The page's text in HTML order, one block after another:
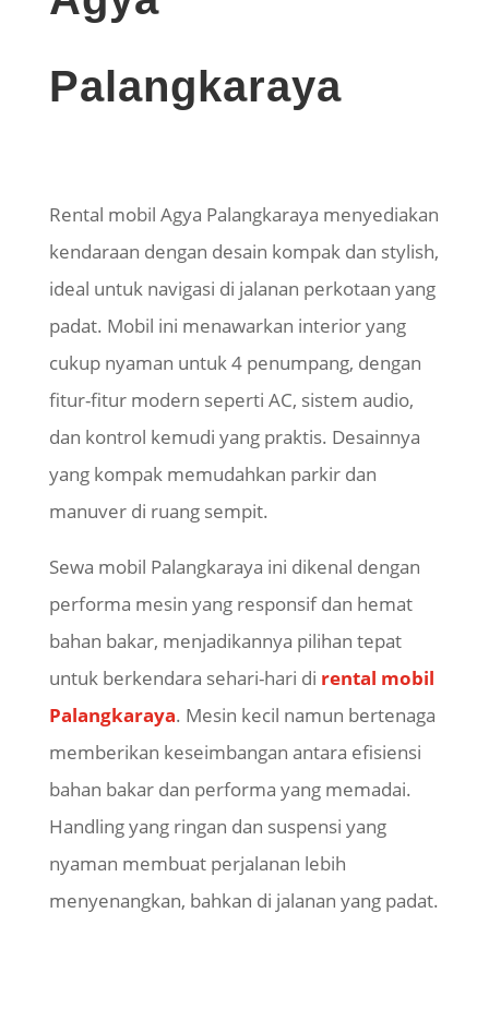
Palangkaraya
Rental mobil Agya Palangkaraya menyediakan
kendaraan dengan desain kompak dan stylish,
ideal untuk navigasi di jalanan perkotaan yang
padat. Mobil ini menawarkan interior yang
cukup nyaman untuk 4 penumpang, dengan
fitur-fitur modern seperti AC, sistem audio,
dan kontrol kemudi yang praktis. Desainnya
yang kompak memudahkan parkir dan
manuver di ruang sempit.
Sewa mobil Palangkaraya ini dikenal dengan
performa mesin yang responsif dan hemat
bahan bakar, menjadikannya pilihan tepat
untuk berkendara sehari-hari di rental mobil
Palangkaraya. Mesin kecil namun bertenaga
memberikan keseimbangan antara efisiensi
bahan bakar dan performa yang memadai.
Handling yang ringan dan suspensi yang
nyaman membuat perjalanan lebih
menyenangkan, bahkan di jalanan yang padat.